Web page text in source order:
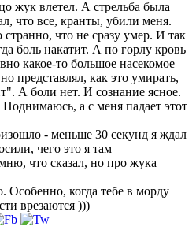
жук влетел. А стрельба была
что все, кранты, убили меня.
что не сразу умер. И так
боль накатит. А по горлу кровь
какое-то большое насекомое
представлял, как это умирать,
А боли нет. И сознание ясное.
а с меня падает этот
- меньше 30 секунд я ждал
чего это я там
что сказал, но про жука
Особенно, когда тебе в морду
врезаются )))